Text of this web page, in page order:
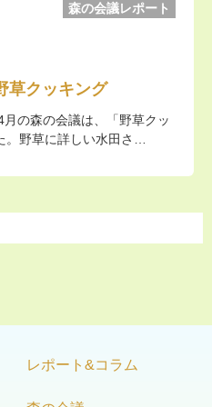
森の会議レポート
草クッキング
の森の会議は、「野草クッ
。野草に詳しい水田さ…
レポート&コラム